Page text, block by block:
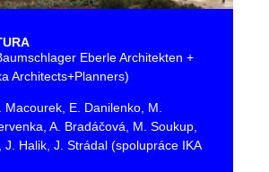
Eberle Architekten +
Architects+Planners)
Macourek, E. Danilenko, M.
A. Bradáčová, M. Soukup,
J. Halik, J. Strádal (spolupráce IKA